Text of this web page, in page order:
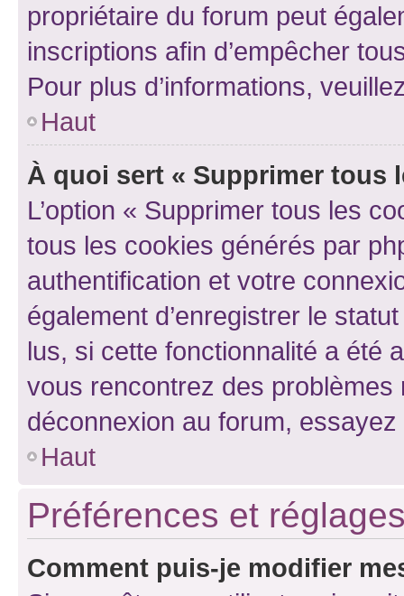
propriétaire du forum peut
inscriptions afin d’empêcher
Pour plus d’informations,
Haut
À quoi sert « Supprimer tous
L’option « Supprimer tous les
tous les cookies générés par
authentification et votre
également d’enregistrer le
lus, si cette fonctionnalité a été
vous rencontrez des
déconnexion au forum,
Haut
Préférences et
Comment puis-je modifier